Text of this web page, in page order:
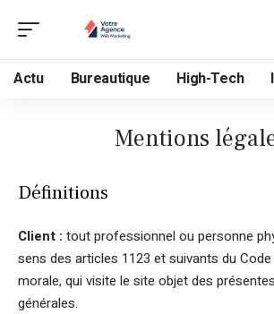
Actu Bureautique High-Tech
Mentions
Définitions
Client : tout professionnel ou personne
sens des articles 1123 et suivants du
morale, qui visite le site objet des
générales.